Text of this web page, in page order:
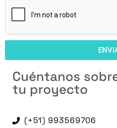
Cuéntanos
tu proyecto
(+51) 993569706